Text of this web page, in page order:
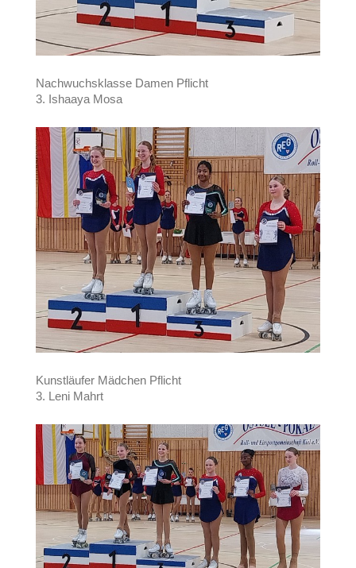
Nachwuchsklasse Damen Pflicht
3. Ishaaya Mosa
Kunstläufer Mädchen Pflicht
3. Leni Mahrt